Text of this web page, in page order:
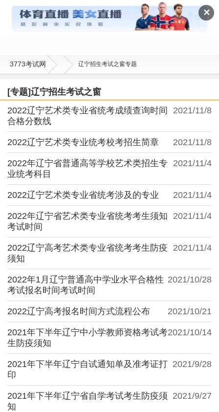
✕
辽宁招生考试之窗
3773考试网 辽宁招生考试之窗专题
[专题]辽宁招生考试之窗
2021/11/8
2022辽宁艺术类专业省统考成绩查询时间
合格分数线
2021/11/8
2022辽宁艺术类专业统考校考招生简章
2021/11/4
2022年辽宁省普通高等学校艺术类招生专
业统考科目
2021/11/4
2022辽宁艺术类专业省统考涉及的专业
2021/11/4
2022年辽宁省艺术类专业省统考考生须知
考试时间
2021/11/4
2022辽宁高考艺术类专业省统考考生防疫
须知
2021/10/28
2022年1月辽宁普通高中学业水平合格性
考试报名时间考试时间
2021/10/21
2022辽宁高考报名时间方式流程公布
2021/10/14
2021年下半年辽宁中小学教师资格考试考
生防疫须知
2021/9/28
2021年下半年辽宁自试通知单及准考证打
印
2021/9/27
2021年下半年辽宁省自学考试考生防疫须
知